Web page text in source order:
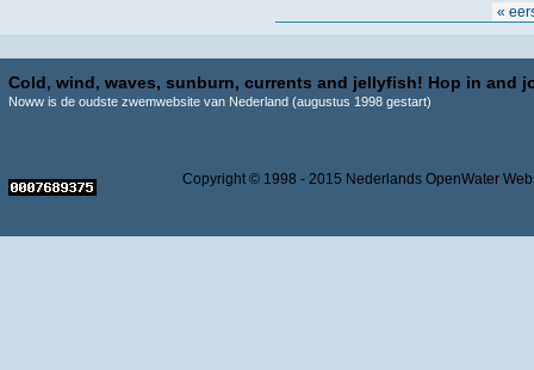
«
Cold, wind, waves, sunburn, currents and jellyfish! Hop in and
Noww is de oudste zwemwebsite van Nederland (augustus 1998 gestart)
Copyright © 1998 - 2015 Nederlands OpenWater